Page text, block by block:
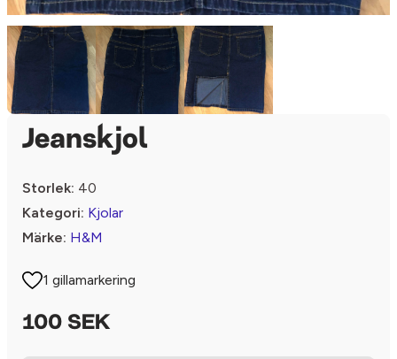
Jeanskjol
Storlek: 40
Kategori: Kjolar
Märke: H&M
1 gillamarkering
100 SEK